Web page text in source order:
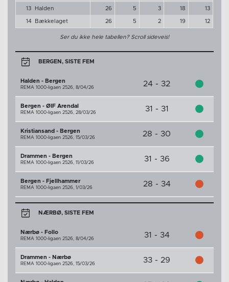
13 Halden 26 5 3 18 13
14 Bækkelaget 26 5 2 19 12
Ser du ikke hele tabellen? Scroll sideveis!
BERGEN, SISTE FEM
Halden - Bergen
REMA 1000-ligaen 2526, 8/04/26 24 - 32
Bergen - ØIF Arendal
REMA 1000-ligaen 2526, 28/03/26 31 - 31
Kristiansand - Bergen
REMA 1000-ligaen 2526, 15/03/26 28 - 30
Drammen - Bergen
REMA 1000-ligaen 2526, 11/03/26 31 - 36
Bergen - Fjellhammer
REMA 1000-ligaen 2526, 1/03/26 28 - 34
NÆRBØ, SISTE FEM
Nærbø - Follo
REMA 1000-ligaen 2526, 8/04/26 31 - 34
Drammen - Nærbø
REMA 1000-ligaen 2526, 15/03/26 33 - 29